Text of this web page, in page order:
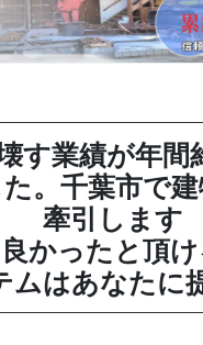
す業績が年間
。千葉市で
牽引します
かったと頂
ムはあなたに